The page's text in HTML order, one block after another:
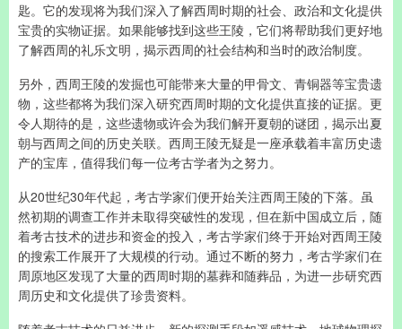
匙。它的发现将为我们深入了解西周时期的社会、政治和文化提供
宝贵的实物证据。如果能够找到这些王陵，它们将帮助我们更好地
了解西周的礼乐文明，揭示西周的社会结构和当时的政治制度。
另外，西周王陵的发掘也可能带来大量的甲骨文、青铜器等宝贵遗
物，这些都将为我们深入研究西周时期的文化提供直接的证据。更
令人期待的是，这些遗物或许会为我们解开夏朝的谜团，揭示出夏
朝与西周之间的历史关联。西周王陵无疑是一座承载着丰富历史遗
产的宝库，值得我们每一位考古学者为之努力。
从20世纪30年代起，考古学家们便开始关注西周王陵的下落。虽
然初期的调查工作并未取得突破性的发现，但在新中国成立后，随
着考古技术的进步和资金的投入，考古学家们终于开始对西周王陵
的搜索工作展开了大规模的行动。通过不断的努力，考古学家们在
周原地区发现了大量的西周时期的墓葬和随葬品，为进一步研究西
周历史和文化提供了珍贵资料。